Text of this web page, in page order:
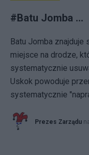
#Batu Jomba ...
Batu Jomba znajduje
miejsce na drodze,
systematycznie
Uskok powoduje
systematycznie
Prezes Zarządu